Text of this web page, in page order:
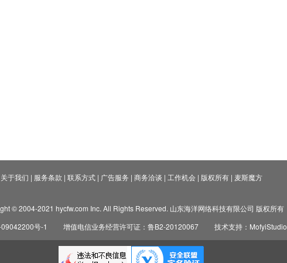
关于我们 | 服务条款 | 联系方式| 广告服务 | 商务洽谈 | 工作机会| 版权所有| 麦斯魔方
© 2004-2021 hycfw.com Inc. All Rights Reserved. 山东海洋网络科技有限公司 版权所有
号-1
增值电信业务经营许可证：鲁B2-20120067 技术支持：MofyiStudio